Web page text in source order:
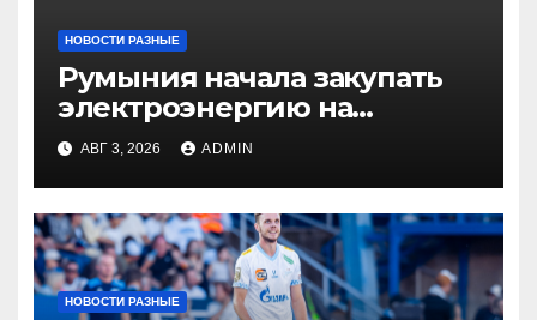
НОВОСТИ РАЗНЫЕ
Румыния начала закупать
электроэнергию на
Украине из-за дефицита
АВГ 3, 2026 ADMIN
НОВОСТИ РАЗНЫЕ